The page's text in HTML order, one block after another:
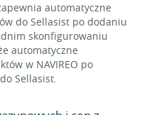
automatyczne
do Sellasist po dodaniu
skonfigurowaniu
automatyczne
w NAVIREO po
Sellasist.